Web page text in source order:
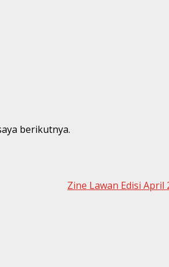
berikutnya.
Zine Lawan Edisi April